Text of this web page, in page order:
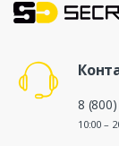
8
10:00 –